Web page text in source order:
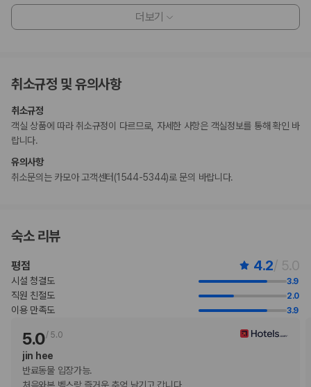
다. 여행 시 휴대용 감지기를 지참해 주세요.
숙박 시설의 연기 감지기 설치 여부를 호스트가 안내하지 않았습니다.
부가 정보
추가 안내사항
현장 결제 유형 및 수단
Visa
직불카드
반려동물
반려동물 동반 불가
더보기
취소규정 및 유의사항
취소규정
객실 상품에 따라 취소규정이 다르므로, 자세한 사항은 객실정보를 통해 확인 바
랍니다.
유의사항
취소문의는 카모아 고객센터(1544-5344)로 문의 바랍니다.
숙소 리뷰
평점 4.2/ 5.0
시설 청결도 3.9
직원 친절도 2.0
이용 만족도 3.9
5.0/ 5.0
jin hee
반료동물 입장가능.